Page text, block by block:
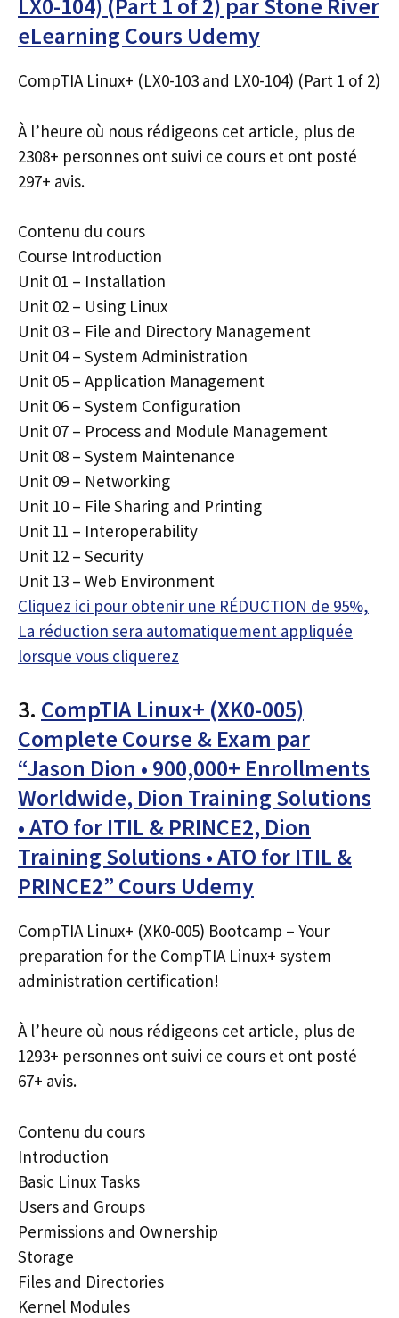
eLearning Cours Udemy
CompTIA Linux+ (LX0-103 and LX0-104) (Part 1 of 2)
À l’heure où nous rédigeons cet article, plus de
2308+ personnes ont suivi ce cours et ont posté
297+ avis.
Contenu du cours
Course Introduction
Unit 01 – Installation
Unit 02 – Using Linux
Unit 03 – File and Directory Management
Unit 04 – System Administration
Unit 05 – Application Management
Unit 06 – System Configuration
Unit 07 – Process and Module Management
Unit 08 – System Maintenance
Unit 09 – Networking
Unit 10 – File Sharing and Printing
Unit 11 – Interoperability
Unit 12 – Security
Unit 13 – Web Environment
Cliquez ici pour obtenir une RÉDUCTION de 95%,
La réduction sera automatiquement appliquée
lorsque vous cliquerez
3. CompTIA Linux+ (XK0-005)
Complete Course & Exam par
“Jason Dion • 900,000+ Enrollments
Worldwide, Dion Training Solutions
• ATO for ITIL & PRINCE2, Dion
Training Solutions • ATO for ITIL &
PRINCE2” Cours Udemy
CompTIA Linux+ (XK0-005) Bootcamp – Your
preparation for the CompTIA Linux+ system
administration certification!
À l’heure où nous rédigeons cet article, plus de
1293+ personnes ont suivi ce cours et ont posté
67+ avis.
Contenu du cours
Introduction
Basic Linux Tasks
Users and Groups
Permissions and Ownership
Storage
Files and Directories
Kernel Modules